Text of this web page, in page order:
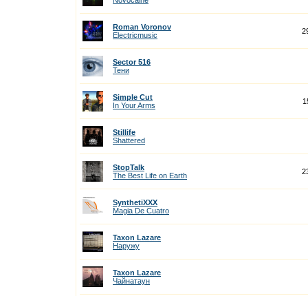
Roman Voronov
Electricmusic
Sector 516
Тени
Simple Cut
In Your Arms
Stillife
Shattered
StopTalk
The Best Life on Earth
SynthetiXXX
Magia De Cuatro
Taxon Lazare
Наружу
Taxon Lazare
Чайнатаун